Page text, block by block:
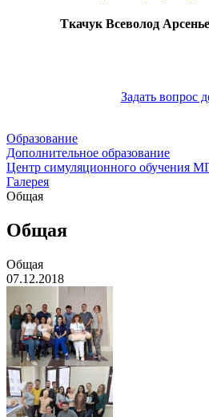
Ткачук Всеволод
Задать вопрос
Образование
Дополнительное образование
Центр симуляционного обучения
Галерея
Общая
Общая
Общая
07.12.2018